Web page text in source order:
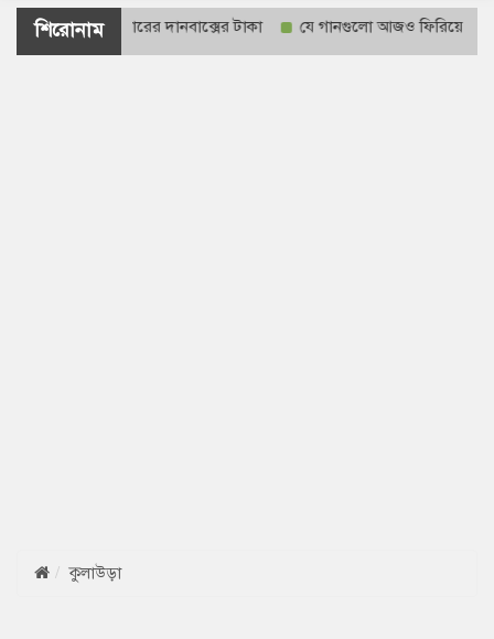
শিরোনাম
মাজারের দানবাক্সের টাকা যে গানগুলো আজও ফিরিয়ে নেয় এন্ড্রু
কুলাউড়া